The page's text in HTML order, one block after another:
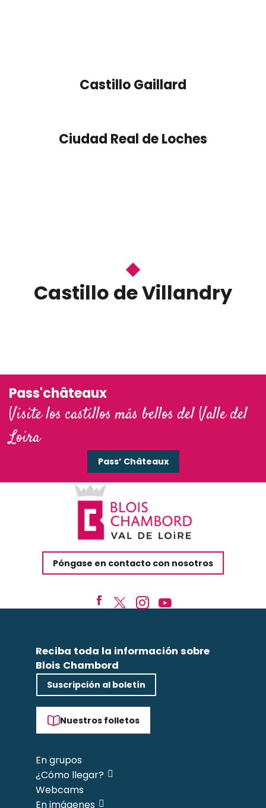
Castillo Gaillard
Ciudad Real de Loches
Castillo de Villandry
Pass'châteaux
Visite los castillos más bellos del Valle del
Loira
Pass’ Châteaux
Póngase en contacto con nosotros
Reciba toda la información sobre
Blois Chambord
Suscripción al boletín
Nuestros folletos
En grupos
¿Cómo llegar?
Webcams
En imágenes